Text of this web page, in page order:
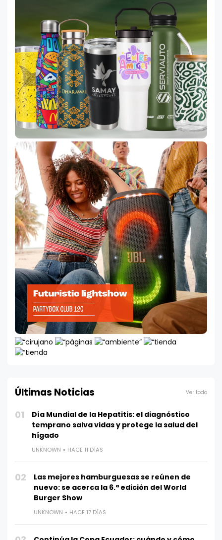
Últimas Noticias Ver todo
01
Día Mundial de la Hepatitis: el diagnóstico
temprano salva vidas y protege la salud del
hígado
UNKNOWN HACE 11 DÍAS
02
Las mejores hamburguesas se reúnen de
nuevo: se acerca la 6.ª edición del World
Burger Show
UNKNOWN HACE 17 DÍAS